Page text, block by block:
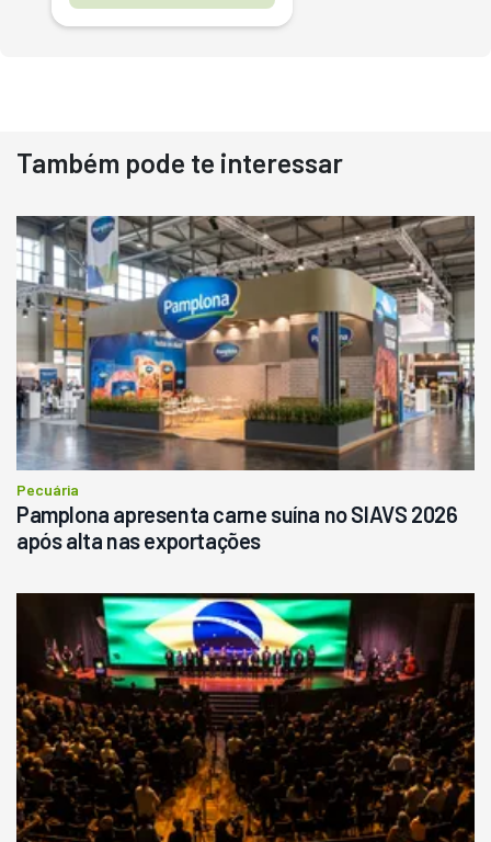
Destaque
Usado
Pá Carregadeira Cat 966
Ano 1987
Londrina
R$ 145.000
Consultar
Também pode te interessar
Pecuária
Pamplona apresenta carne suína no SIAVS 2026
após alta nas exportações